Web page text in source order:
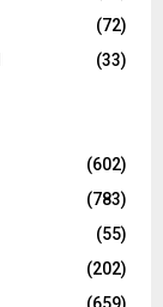
(72)
(33)
(602)
(783)
(55)
(202)
(659)